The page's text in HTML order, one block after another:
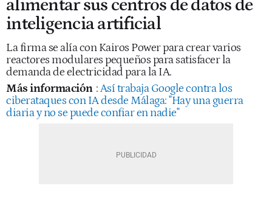
alimentar sus centros de datos de
inteligencia artificial
La firma se alía con Kairos Power para crear varios
reactores modulares pequeños para satisfacer la
demanda de electricidad para la IA.
Más información :Así trabaja Google contra los
ciberataques con IA desde Málaga: "Hay una guerra
diaria y no se puede confiar en nadie"